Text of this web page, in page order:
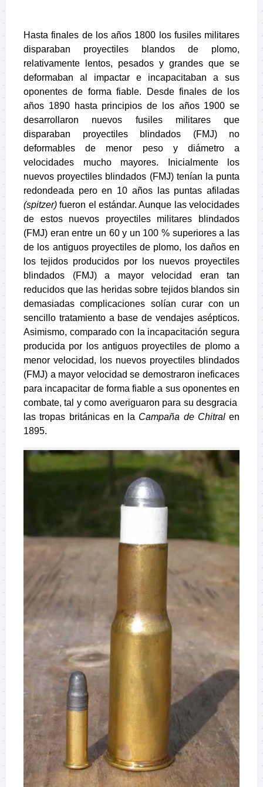
Hasta finales de los años 1800 los fusiles militares
disparaban proyectiles blandos de plomo,
relativamente lentos, pesados y grandes que se
deformaban al impactar e incapacitaban a sus
oponentes de forma fiable. Desde finales de los
años 1890 hasta principios de los años 1900 se
desarrollaron nuevos fusiles militares que
disparaban proyectiles blindados (FMJ) no
deformables de menor peso y diámetro a
velocidades mucho mayores. Inicialmente los
nuevos proyectiles blindados (FMJ) tenían la punta
redondeada pero en 10 años las puntas afiladas
(spitzer) fueron el estándar. Aunque las velocidades
de estos nuevos proyectiles militares blindados
(FMJ) eran entre un 60 y un 100 % superiores a las
de los antiguos proyectiles de plomo, los daños en
los tejidos producidos por los nuevos proyectiles
blindados (FMJ) a mayor velocidad eran tan
reducidos que las heridas sobre tejidos blandos sin
demasiadas complicaciones solían curar con un
sencillo tratamiento a base de vendajes asépticos.
Asimismo, comparado con la incapacitación segura
producida por los antiguos proyectiles de plomo a
menor velocidad, los nuevos proyectiles blindados
(FMJ) a mayor velocidad se demostraron ineficaces
para incapacitar de forma fiable a sus oponentes en
combate, tal y como averiguaron para su desgracia
las tropas británicas en la Campaña de Chitralen
1895.